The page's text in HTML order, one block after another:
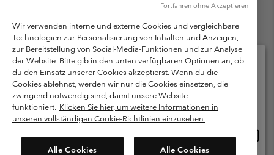
Columbia Sportswear Austria GmbH. Moosfeldstraße 1, 5101
Bergheim, Salzburg Österreich. Alle Rechte vorbehalten.
Nutzungsbedingungen
Allgemeine Verkaufsbedingungen
Garantie
Datenschutzerklärung
Bestimmungen und Bedingungen des Mitglieder Programms
Nutzungsbedingungen Für Nutzergenerierte Inhalte
Cookies
Kundenservice: Mo- Fr. 9:00 - 13:00 & 14:00- 18:00 Uhr
Wir verwenden interne und externe Cookies und vergleichbare
Technologien zur Personalisierung von Inhalten und Anzeigen,
zur Bereitstellung von Social-Media-Funktionen und zur Analyse
der Website. Bitte gib in den unten verfügbaren Optionen an, ob
du den Einsatz unserer Cookies akzeptierst. Wenn du die
Cookies ablehnst, werden wir nur die Cookies einsetzen, die
zwingend notwendig sind, damit unsere Website
funktioniert. Klicken Sie hier, um weitere Informationen in
unseren vollständigen Cookie-Richtlinien einzusehen.
Alle Cookies Alle Cookies
Fortfahren ohne Akzeptieren
Bitte wählen Sie Ihr Lieferland und Ihre Sprache
Online-Einkauf verfügbar